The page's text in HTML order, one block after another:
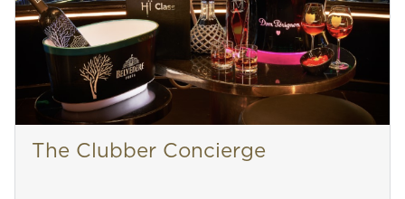
The Clubber Concierge